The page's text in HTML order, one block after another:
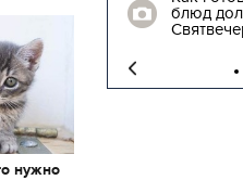
нужно
блюд должны быть на столе в